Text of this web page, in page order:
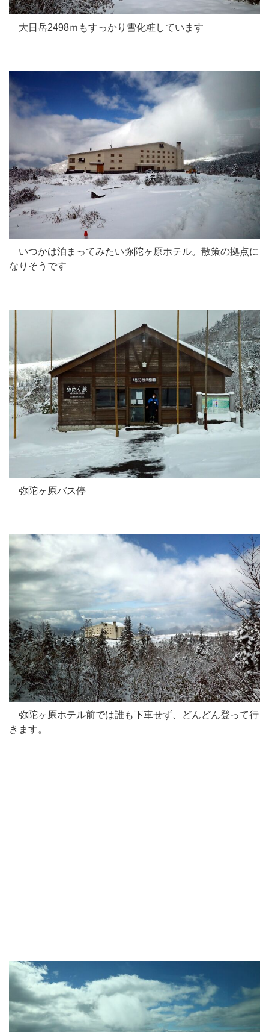
大日岳2498ｍもすっかり雪化粧しています
いつかは泊まってみたい弥陀ヶ原ホテル。散策の拠点に
なりそうです
弥陀ヶ原バス停
弥陀ヶ原ホテル前では誰も下車せず、どんどん登って行
きます。